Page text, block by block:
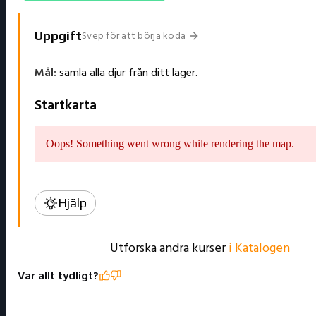
UppgiftSvep för att börja koda
Hjälp
Utforska andra kurseri Katalogen
Var allt tydligt?